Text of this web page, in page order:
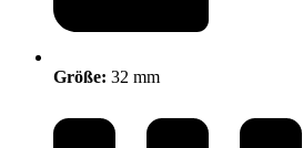
Größe: 32 mm